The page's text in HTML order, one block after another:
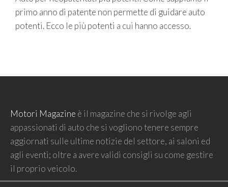
primo anno di patente non permette di guidare auto
potenti. Ecco le più potenti a cui hanno accesso.
Motori Magazine è il magazine che si rivolge agli
appassionati di auto che si vogliono tenere sempre
aggiornati sulle ultime notizie del settore, ai saloni ed
agli eventi; oltre a avere validi consigli su come gestire
il proprio veicolo.